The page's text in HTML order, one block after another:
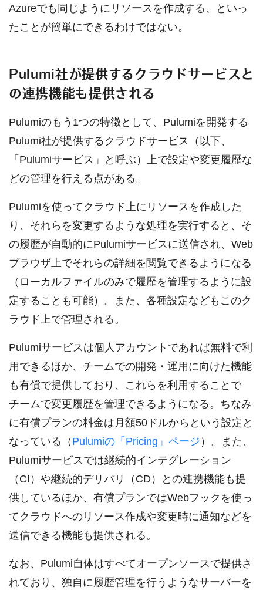
Azureでも同じようにリソースを作成する、といっ
たことが簡単にできるわけではない。
Pulumi社が提供するクラウドサービスと
の連携機能も提供される
Pulumiのもう1つの特徴として、Pulumiを開発する
Pulumi社が提供するクラウドサービス（以下、
「Pulumiサービス」と呼ぶ）上で設定や変更履歴な
どの管理を行える点がある。
Pulumiを使ってクラウド上にリソースを作成した
り、それらを変更するような処理を実行すると、そ
の履歴が自動的にPulumiサービスに送信され、Web
ブラウザ上でそれらの詳細を閲覧できるようになる
（ローカルファイルのみで履歴を管理するように設
定することも可能）。また、各種設定などもこのク
ラウド上で管理される。
Pulumiサービスは個人アカウントであれば無料で利
用できるほか、チームでの開発・運用に向けた機能
も有償で提供しており、これらを利用することで
チームで変更履歴を管理できるようになる。ちなみ
に有償プランの料金は月額50ドルからという設定と
なっている（ Pulumiの「Pricing」ページ ）。また、
Pulumiサービスでは継続的インテグレーション
（CI）や継続的デリバリ（CD）との連携機能も提
供しているほか、有償プランではWebフックを使っ
てクラウドへのリソース作成や変更時に通知などを
送信できる機能も提供される。
なお、Pulumi自体はすべてオープンソースで提供さ
れており、独自に履歴管理を行うようなサーバーを